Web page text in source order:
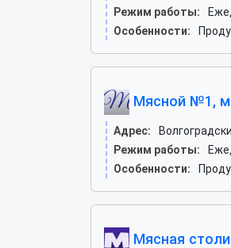
Режим работы:
Особенности:
Мясной №1,
Адрес:
Режим работы:
Особенности:
Мясная